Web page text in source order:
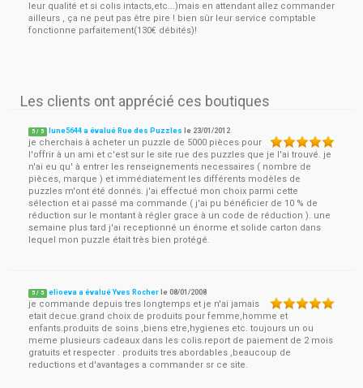
leur qualité et si colis intacts,etc...)mais en attendant allez commander
ailleurs , ça ne peut pas être pire ! bien sûr leur service comptable
fonctionne parfaitement(130€ débités)!
Les clients ont apprécié ces boutiques
5 / 5 lune5644 a évalué Rue des Puzzles le 23/01/2012
je cherchais à acheter un puzzle de 5000 pièces pour
l'offrir à un ami et c'est sur le site rue des puzzles que je l'ai trouvé. je
n'ai eu qu' à entrer les renseignements necessaires ( nombre de
pièces, marque ) et immédiatement les différents modèles de
puzzles m'ont été donnés. j'ai effectué mon choix parmi cette
sélection et ai passé ma commande ( j'ai pu bénéficier de 10 % de
réduction sur le montant à régler grace à un code de réduction ). une
semaine plus tard j'ai receptionné un énorme et solide carton dans
lequel mon puzzle était très bien protégé.
5 / 5 elioeva a évalué Yves Rocher le08/01/2008
je commande depuis tres longtemps et je n'ai jamais
etait decue.grand choix de produits pour femme,homme et
enfants.produits de soins ,biens etre,hygienes etc. toujours un ou
meme plusieurs cadeaux dans les colis.report de paiement de 2 mois
gratuits et respecter . produits tres abordables ,beaucoup de
reductions et d'avantages a commander sr ce site.